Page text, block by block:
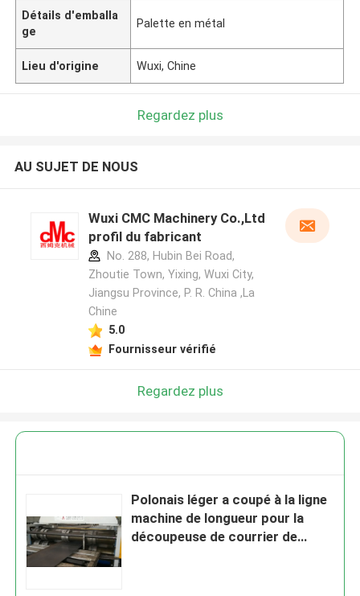
Détails d'emballa
ge
Palette en métal
Lieu d'origine Wuxi, Chine
Regardez plus
AU SUJET DE NOUS
Wuxi CMC Machinery Co.,Ltd
profil du fabricant
No. 288, Hubin Bei Road,
Zhoutie Town, Yixing, Wuxi City,
Jiangsu Province, P. R. China ,La
Chine
5.0
Fournisseur vérifié
Regardez plus
Polonais léger a coupé à la ligne
machine de longueur pour la
découpeuse de courrier de